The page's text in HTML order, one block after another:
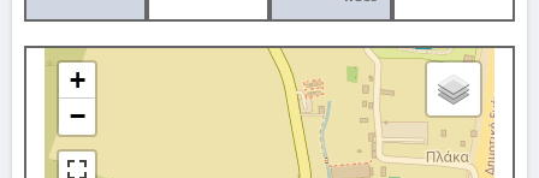
+
−